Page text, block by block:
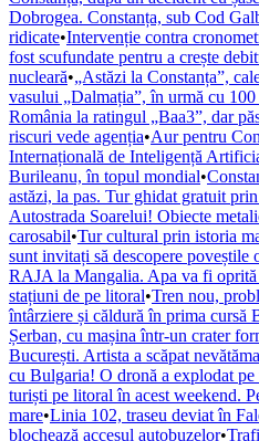
Dobrogea. Constanța, sub Cod
ridicate•Intervenție contra
fost scufundate pentru a crește
nucleară•„Astăzi la Constanța”,
vasului „Dalmația”, în urmă cu 100
România la ratingul „Baa3”, dar
riscuri vede agenția•Aur pentru
Internațională de Inteligență
Burileanu, în topul mondial•
astăzi, la pas. Tur ghidat gratuit
Autostrada Soarelui! Obiecte
carosabil•Tur cultural prin istoria
sunt invitați să descopere poveștile
RAJA la Mangalia. Apa va fi oprită
stațiuni de pe litoral•Tren nou,
întârziere și căldură în prima cursă
Șerban, cu mașina într-un crater
București. Artista a scăpat
cu Bulgaria! O dronă a explodat
turiști pe litoral în acest weekend.
mare•Linia 102, traseu deviat în
blochează accesul autobuzelor•